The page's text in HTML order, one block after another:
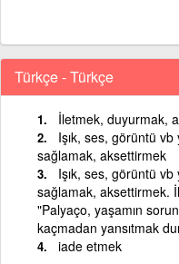
Türkçe - Türkçe
İletmek, duyurmak,
Işık, ses, görüntü vb
sağlamak, aksettirmek
Işık, ses, görüntü vb
sağlamak, aksettirmek.
"Palyaço, yaşamın
kaçmadan yansıtmak
iade etmek